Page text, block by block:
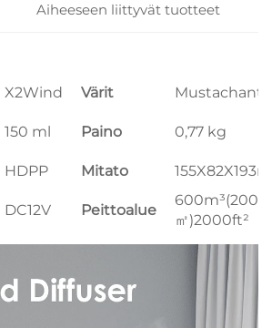
Aiheeseen liittyvät tuotteet
X2Wind Värit
150 ml Paino 0,77 kg
HDPP Mitato
DC12V Peittoalue
600m³(200
㎡)2000ft²